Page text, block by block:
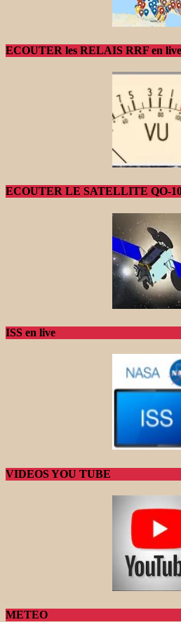
ECOUTER les RELAIS RRF en live
ECOUTER LE SATELLITE QO-
ISS en live
VIDEOS YOU TUBE
METEO